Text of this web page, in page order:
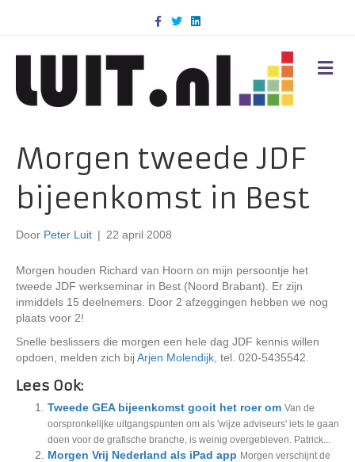
c
k
T
w
i
n
d
M
E
Morgen tweede JDF
bijeenkomst in Best
Door Peter Luit | 22 april 2008
Morgen houden Richard van Hoorn on mijn persoontje het
tweede JDF werkseminar in Best (Noord Brabant). Er zijn
inmiddels 15 deelnemers. Door 2 afzeggingen hebben we nog
plaats voor 2!
Snelle beslissers die morgen een hele dag JDF kennis willen
opdoen, melden zich bijArjen Molendijk , tel. 020-5435542.
Lees Ook:
Tweede GEA bijeenkomst gooit het roer om Van de
oorspronkelijke uitgangspunten om als 'wijze adviseurs' iets te gaan
doen voor de grafische branche, is weinig overgebleven. Patrick...
Morgen Vrij Nederland als iPad app Morgen verschijnt de